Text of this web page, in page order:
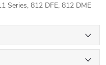
Series, 812 DFE, 812 DME